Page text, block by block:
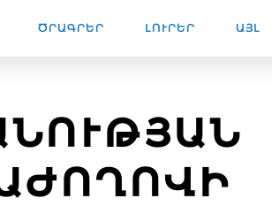
ԾՐԱԳՐԵՐ ԼՈՒՐԵՐ ԱՅԼ